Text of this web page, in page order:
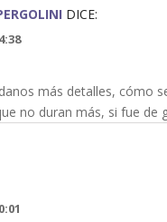
DICE:
más detalles, cómo
no duran más, si fue de